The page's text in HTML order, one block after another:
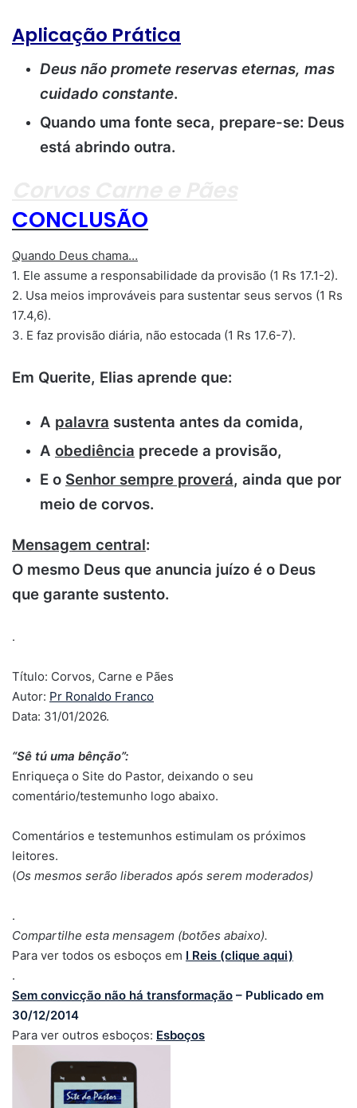
Aplicação Prática
Deus não promete reservas eternas, mas
cuidado constante.
Quando uma fonte seca, prepare-se: Deus
está abrindo outra.
CONCLUSÃO
Quando Deus chama…
1. Ele assume a responsabilidade da provisão (1 Rs 17.1-2).
2. Usa meios improváveis para sustentar seus servos (1 Rs
17.4,6).
3. E faz provisão diária, não estocada (1 Rs 17.6-7).
Em Querite, Elias aprende que:
A palavra sustenta antes da comida,
A obediência precede a provisão,
E o Senhor sempre proverá, ainda que por
meio de corvos.
Mensagem central:
O mesmo Deus que anuncia juízo é o Deus
que garante sustento.
.
Título: Corvos, Carne e Pães
Autor: Pr Ronaldo Franco
Data: 31/01/2026.
“Sê tú uma bênção”:
Enriqueça o Site do Pastor, deixando o seu
comentário/testemunho logo abaixo.
Comentários e testemunhos estimulam os próximos
leitores.
(Os mesmos serão liberados após serem moderados)
.
Compartilhe esta mensagem (botões abaixo).
Para ver todos os esboços em I Reis (clique aqui)
.
Sem convicção não há transformação – Publicado em
30/12/2014
Para ver outros esboços: Esboços